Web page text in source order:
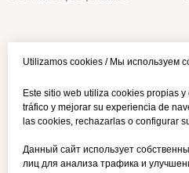
Utilizamos cookies / Мы используем
Este sitio web utiliza cookies propias
tráfico y mejorar su experiencia de
las cookies, rechazarlas o configurar
Данный сайт использует
лиц для анализа трафика и